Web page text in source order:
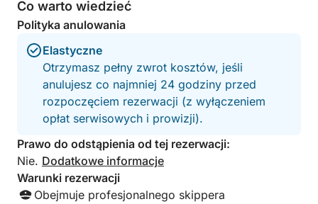
Zero logistyki, zero stresu, tylko to, co niezbędne:
płynna żegluga i wyjątkowe wrażenia na Riwierze.
🌊
Co warto wiedzieć
Polityka anulowania
Elastyczne
Otrzymasz pełny zwrot kosztów, jeśli
anulujesz co najmniej 24 godziny przed
rozpoczęciem rezerwacji (z wyłączeniem
opłat serwisowych i prowizji).
Prawo do odstąpienia od tej rezerwacji:
Nie. Dodatkowe informacje
Warunki rezerwacji
Obejmuje profesjonalnego skippera